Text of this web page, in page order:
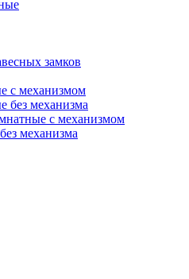
замков
с механизмом
без механизма
с механизмом
механизма